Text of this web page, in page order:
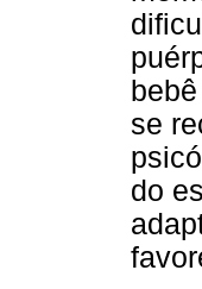
se
do